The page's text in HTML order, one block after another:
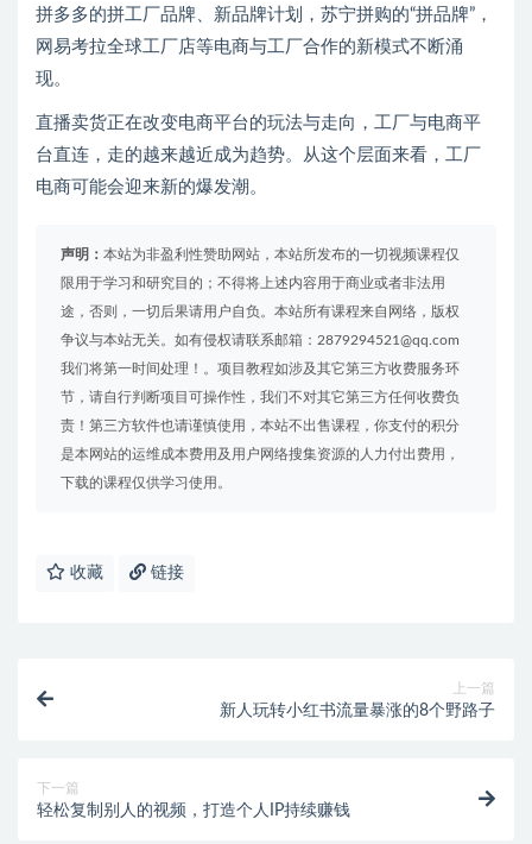
拼多多的拼工厂品牌、新品牌计划，苏宁拼购的“拼品牌”，
网易考拉全球工厂店等电商与工厂合作的新模式不断涌
现。
直播卖货正在改变电商平台的玩法与走向，工厂与电商平
台直连，走的越来越近成为趋势。从这个层面来看，工厂
电商可能会迎来新的爆发潮。
声明： 本站为非盈利性赞助网站，本站所发布的一切视频课程仅
限用于学习和研究目的；不得将上述内容用于商业或者非法用
途，否则，一切后果请用户自负。本站所有课程来自网络，版权
争议与本站无关。如有侵权请联系邮箱：2879294521@qq.com
我们将第一时间处理！。项目教程如涉及其它第三方收费服务环
节，请自行判断项目可操作性，我们不对其它第三方任何收费负
责！第三方软件也请谨慎使用，本站不出售课程，你支付的积分
是本网站的运维成本费用及用户网络搜集资源的人力付出费用，
下载的课程仅供学习使用。
收藏 链接
上一篇
新人玩转小红书流量暴涨的8个野路子
下一篇
轻松复制别人的视频，打造个人IP持续赚钱